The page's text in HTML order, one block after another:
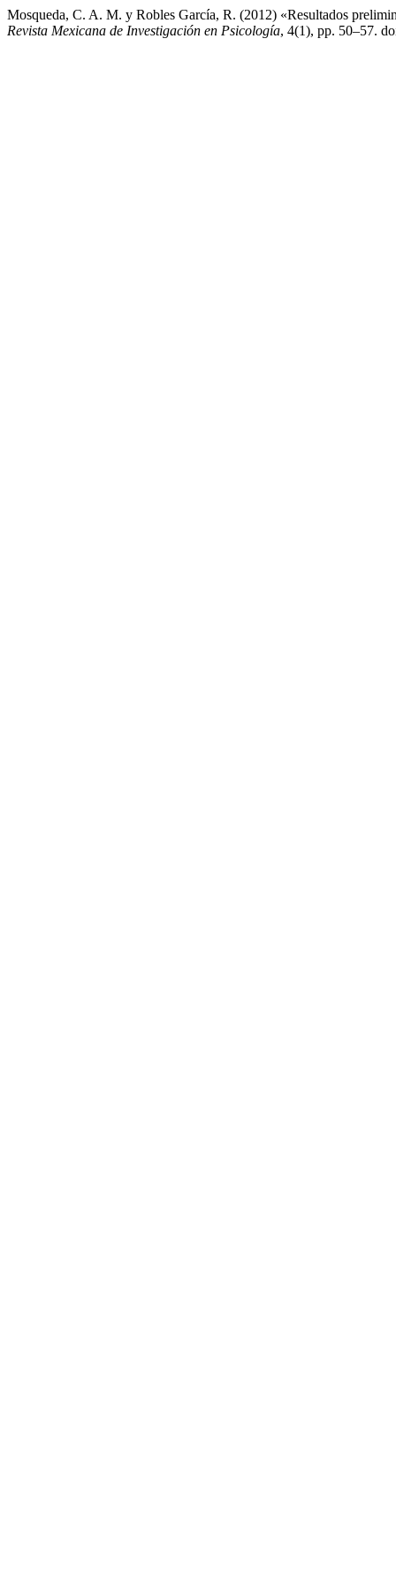
Mosqueda, C. A. M. y Robles García, R. (2012) «Resultados
Revista Mexicana de Investigación en Psicología, 4(1), pp. 50–57.